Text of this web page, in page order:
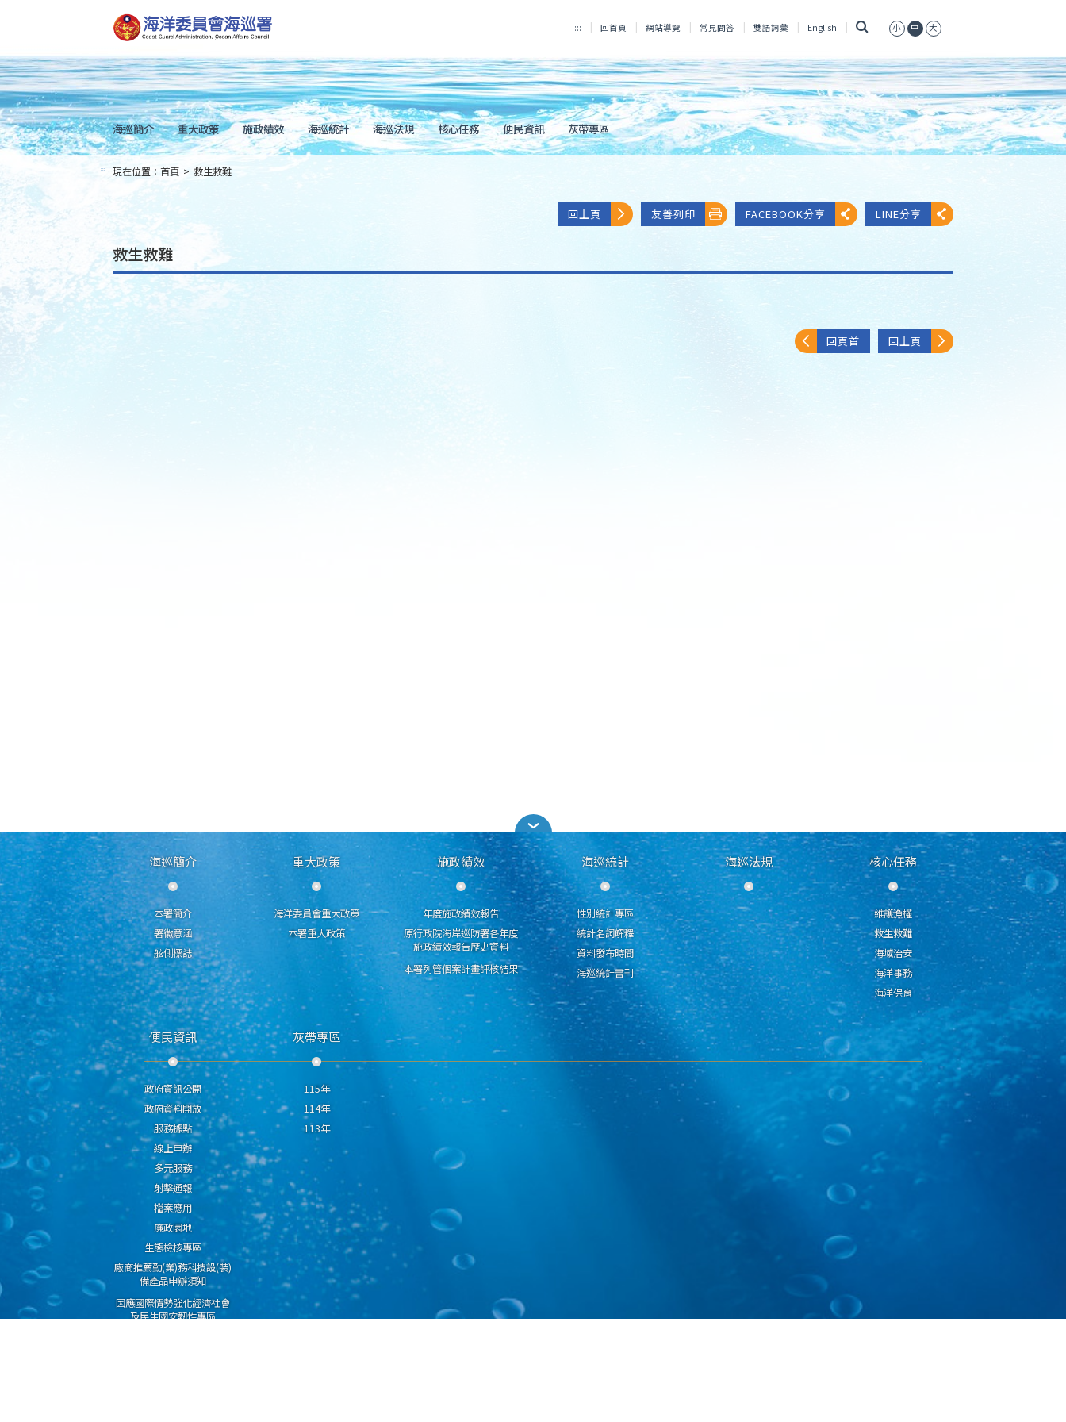
到
主
內
容
Skip
to
main
content
::: 回首頁 網站導覽 常見問答 雙語詞彙 English 小 中 大
海巡簡介 重大政策 施政績效 海巡統計 海巡法規 核心任務 便民資訊 灰帶專區
::: 現在位置： 首頁 > 救生救難
回上頁 友善列印 FACEBOOK分享 LINE分享
救生救難
回頁首 回上頁
海巡簡介
本署簡介
署徽意涵
舷側標誌
重大政策
海洋委員會重大政策
本署重大政策
施政績效
年度施政績效報告
原行政院海岸巡防署各年度
施政績效報告歷史資料
本署列管個案計畫評核結果
海巡統計
性別統計專區
統計名詞解釋
資料發布時間
海巡統計書刊
海巡法規 核心任務
維護漁權
救生救難
海域治安
海洋事務
海洋保育
便民資訊
政府資訊公開
政府資料開放
服務據點
線上申辦
多元服務
射擊通報
檔案應用
廉政園地
生態檢核專區
廠商推薦勤(業)務科技設(裝)
備產品申辦須知
因應國際情勢強化經濟社會
及民生國安韌性專區
灰帶專區
115年
114年
113年